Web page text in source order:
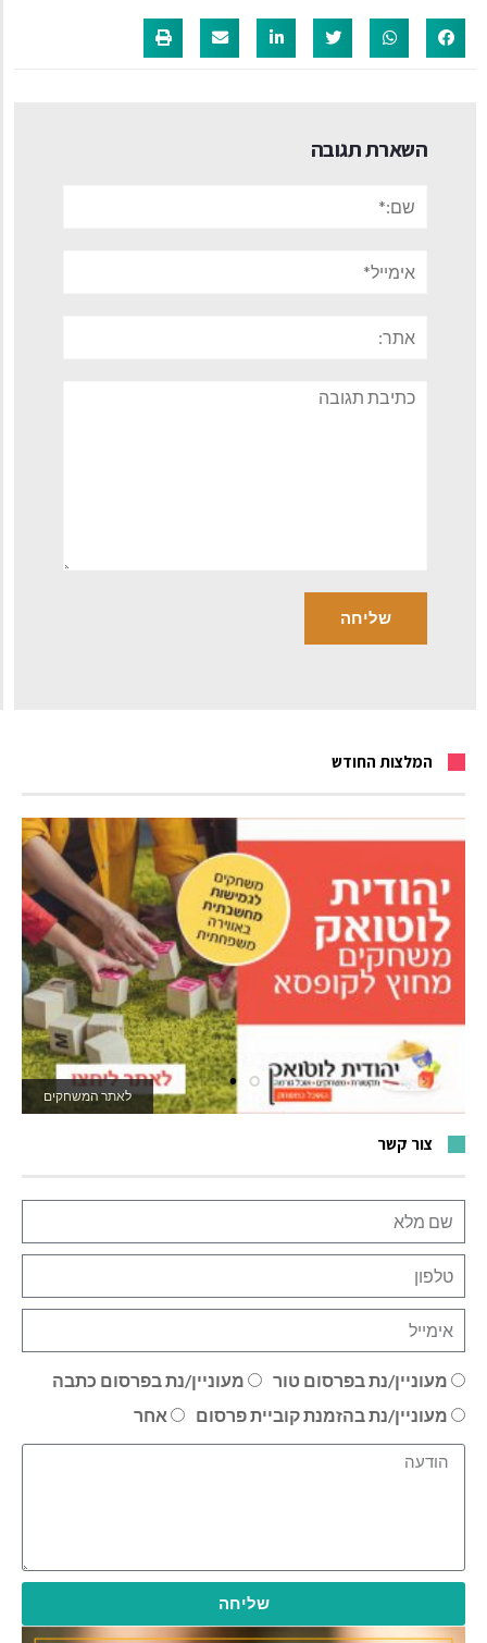
השארת תגובה
תגובה
המלצות החודש
לאתר המשחקים
צור קשר
מעוניין/נת בפרסום טור
מעוניין/נת בפרסום כתבה
מעוניין/נת בהזמנת קוביית פרסום
אחר
שליחה